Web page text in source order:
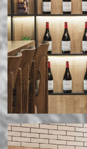
HOSTED AND
ΠΟΛΙΤΙΚΉ
© 2025 MESIMVRIA